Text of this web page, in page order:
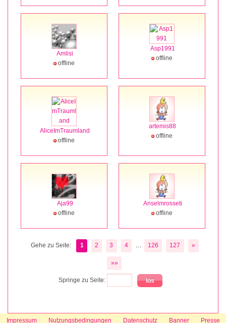
Amlisi
offline
Asp1991
offline
AliceImTraumland
offline
artemis88
offline
Aja99
offline
Anselmrosseti
offline
Gehe zu Seite: 1 2 3 4 ... 126 127 »
»»
Springe zu Seite:
Impressum Nutzungsbedingungen Datenschutz Banner Presse